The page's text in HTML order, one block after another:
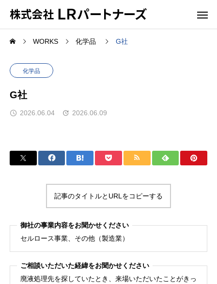
WORKS 化学品 G社
化学品
G社
2026.06.04 2026.06.09
記事のタイトルとURLをコピーする
御社の事業内容をお聞かせください
セルロース事業、その他（製造業）
ご相談いただいた経緯をお聞かせください
廃液処理先を探していたとき、来場いただいたことがきっ